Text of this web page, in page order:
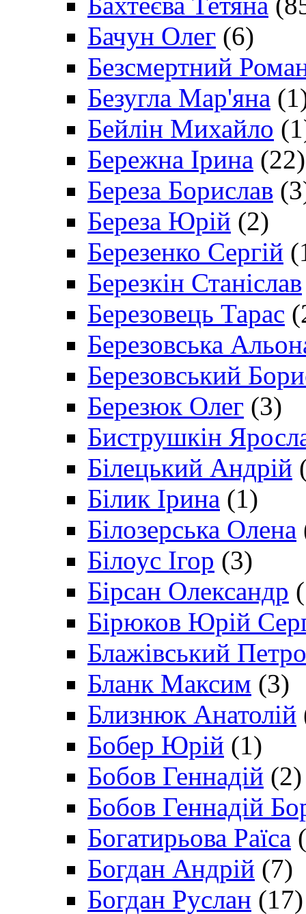
Бачун Олег (6)
Безсмертний
Безугла Мар'яна
Бейлін Михайло
Бережна Ірина (22)
Береза Борислав
Береза Юрій (2)
Березенко Сергій
Березкін Станіслав
Березовець Тарас
Березовська
Березовський
Березюк Олег (3)
Биструшкін
Білецький Андрій
Білик Ірина (1)
Білозерська Олена
Білоус Ігор (3)
Бірсан Олександр
Бірюков Юрій
Блажівський Петро
Бланк Максим (3)
Близнюк Анатолій
Бобер Юрій (1)
Бобов Геннадій (2)
Бобов Геннадій
Богатирьова Раїса
Богдан Андрій (7)
Богдан Руслан (17)